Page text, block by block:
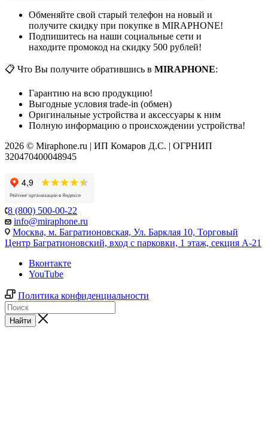
Обменяйте свой старый телефон на новый и
получите скидку при покупке в MIRAPHONE!
Подпишитесь на наши социальные сети и
находите промокод на скидку 500 рублей!
📋 Что Вы получите обратившись в MIRAPHONE:
Гарантию на всю продукцию!
Выгодные условия trade-in (обмен)
Оригинальные устройства и аксессуары к ним
Полную информацию о происхождении устройства!
2026 © Miraphone.ru | ИП Комаров Д.С. | ОГРНИП
320470400048945
8 (800) 500-00-22
info@miraphone.ru
Москва, м. Багратионовская, Ул. Барклая 10, Торговый
Центр Багратионовский, вход с парковки, 1 этаж, секция А-21
Вконтакте
YouTube
Политика конфиденциальности
Найти